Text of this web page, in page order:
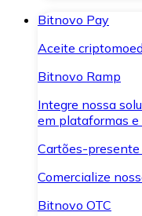
Bitnovo Pay
Aceite
Bitnovo Ramp
Integre nossa
em plataformas e
Cartões-
Comercialize
Bitnovo OTC